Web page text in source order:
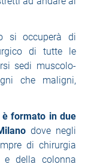
si occuperà di
di tutte le
sedi muscolo-
che maligni,
è formato in due
dove negli
di chirurgia
e della colonna